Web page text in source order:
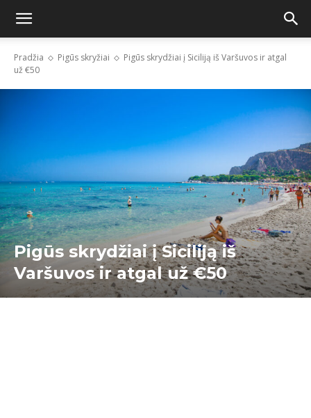
Pradžia Pigūs skryžiai
Pigūs skrydžiai į Siciliją iš Varšuvos ir atgal
už €50
Pigūs skrydžiai į Siciliją iš
Varšuvos ir atgal už €50